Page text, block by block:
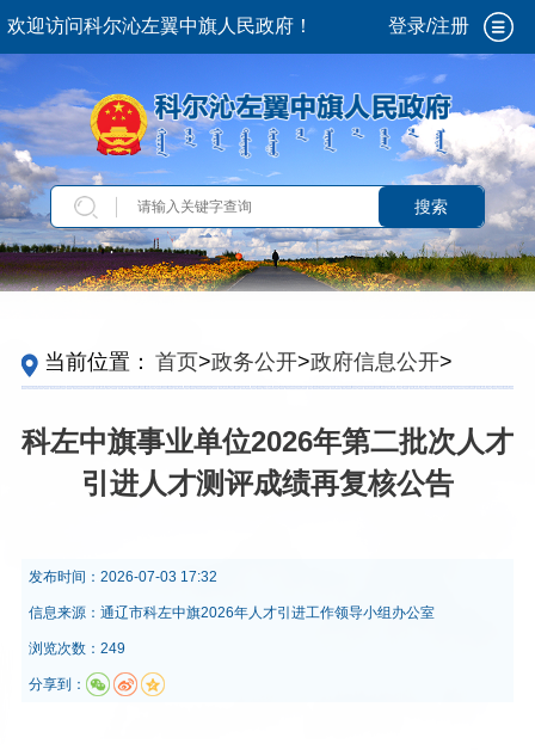
欢迎访问科尔沁左翼中旗人民政府！ 登录/注册
搜索
当前位置： 首页>政务公开>政府信息公开>
定主动公开内容>人事考录>事业单位公开招聘
科左中旗事业单位2026年第二批次人才
引进人才测评成绩再复核公告
发布时间： 2026-07-03 17:32
信息来源： 通辽市科左中旗2026年人才引进工作领导小组办公室
浏览次数：249
分享到：